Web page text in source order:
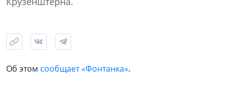
Об этом сообщает «Фонтанка».